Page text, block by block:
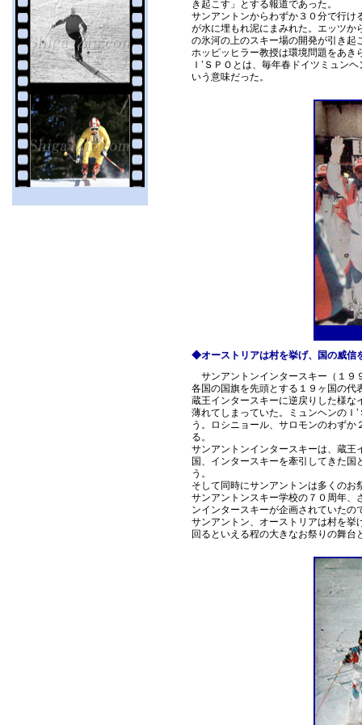
き起こす」とする報道であった。
サンアントンからわずか３０分で行け
が水に埋もれ泥にまみれた。エッツか
の氷河の上のスキー場の開発が引き起
ホッピッヒラー教授は環境問題をあき
Ｉ’ＳＰＯとは、毎年春ドイツミュン
いう意味だった。
◆オーストリアは村を挙げ、国の威信
サンアントンインタースキー（１９
各国の国旗を先頭とする１９ヶ国の代
蔵王インタースキーに逆戻りした様な
薄れてしまっていた。ミュンヘンのＩ
う。ロシニョール、サロモンのわず
る。
サンアントンインタースキーは、蔵王
国、インタースキーを牽引してきた
う。
そして同時にサンアントンは多くの
サンアントンスキー学校の７０周年、
ンインタースキーが企画されていたの
サンアントン、オーストリアは村を挙
回るといえる程の大きなお祭りの舞台